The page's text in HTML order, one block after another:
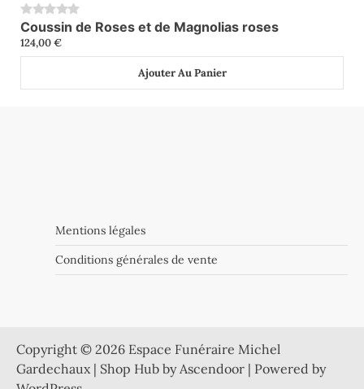
0
Coussin de Roses et de Magnolias roses
124,00€
Ajouter Au Panier
Mentions légales
Conditions générales de vente
Copyright © 2026 Espace Funéraire Michel
Gardechaux | Shop Hub by Ascendoor | Powered by